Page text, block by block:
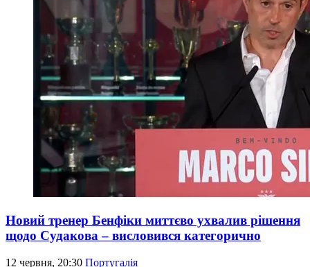
Новий тренер Бенфіки миттєво ухвалив рішення
щодо Судакова – висловився категорично
12 червня, 20:30 Португалія